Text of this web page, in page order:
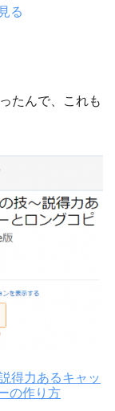
る
たんで、これも
得力あるキャッ
の作り方